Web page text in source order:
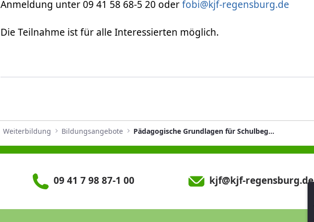
Anmeldung unter 09 41 58 68-5 20 oderfobi@kjf-regensburg.de
Die Teilnahme ist für alle Interessierten möglich.
Weiterbildung Bildungsangebote Pädagogische Grundlagen für Schulbegleitungen
09 41 7 98 87-1 00
kjf@kjf-regensburg.de